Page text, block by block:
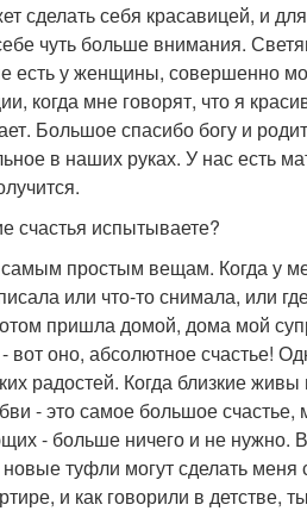
себя красавицей, и для
чуть больше внимания.
есть у женщины, совершенно
когда мне говорят, что я
Большое спасибо богу и
в наших руках. У нас есть
счастья испытываете?
простым вещам. Когда у
или что-то снимала, или
пришла домой, дома мой
вот оно, абсолютное счастье!
радостей. Когда близкие
- это самое большое
- больше ничего и не нужно.
туфли могут сделать меня
и как говорили в детстве,